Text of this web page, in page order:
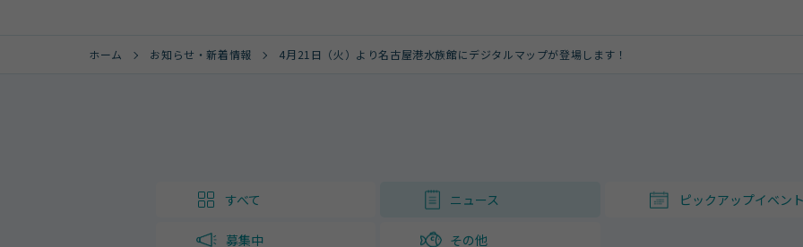
ホーム お知らせ・新着情報 4月21日（火）より名古屋港水族館にデジタルマップが登場します！
すべて ニュース ピックアップイベン
募集中 その他